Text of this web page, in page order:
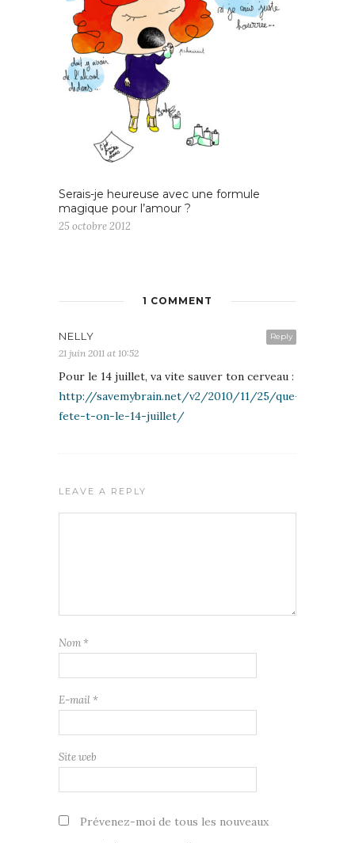
Serais-je heureuse avec une formule
magique pour l’amour ?
25 octobre 2012
1 COMMENT
Reply
NELLY
21 juin 2011 at 10:52
Pour le 14 juillet, va vite sauver ton cerveau :
http://savemybrain.net/v2/2010/11/25/que-
fete-t-on-le-14-juillet/
LEAVE A REPLY
Nom *
E-mail *
Site web
Prévenez-moi de tous les nouveaux